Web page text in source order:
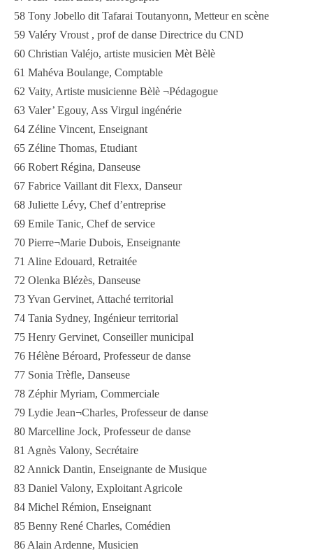
58 Tony Jobello dit Tafarai Toutanyonn, Metteur en scène
59 Valéry Vroust , prof de danse Directrice du CND
60 Christian Valéjo, artiste musicien Mèt Bèlè
61 Mahéva Boulange, Comptable
62 Vaity, Artiste musicienne Bèlè ¬Pédagogue
63 Valer’ Egouy, Ass Virgul ingénérie
64 Zéline Vincent, Enseignant
65 Zéline Thomas, Etudiant
66 Robert Régina, Danseuse
67 Fabrice Vaillant dit Flexx, Danseur
68 Juliette Lévy, Chef d’entreprise
69 Emile Tanic, Chef de service
70 Pierre¬Marie Dubois, Enseignante
71 Aline Edouard, Retraitée
72 Olenka Blézès, Danseuse
73 Yvan Gervinet, Attaché territorial
74 Tania Sydney, Ingénieur territorial
75 Henry Gervinet, Conseiller municipal
76 Hélène Béroard, Professeur de danse
77 Sonia Trèfle, Danseuse
78 Zéphir Myriam, Commerciale
79 Lydie Jean¬Charles, Professeur de danse
80 Marcelline Jock, Professeur de danse
81 Agnès Valony, Secrétaire
82 Annick Dantin, Enseignante de Musique
83 Daniel Valony, Exploitant Agricole
84 Michel Rémion, Enseignant
85 Benny René Charles, Comédien
86 Alain Ardenne, Musicien